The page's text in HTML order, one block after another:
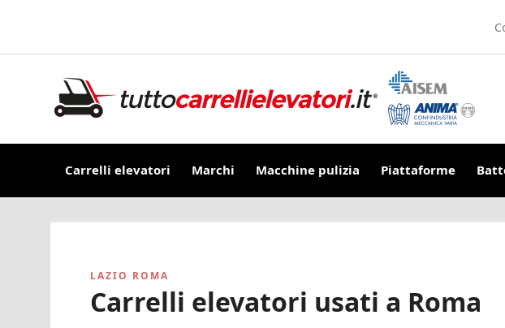
Carrelli elevatori Marchi Macchine pulizia Piattaforme
LAZIO ROMA
Carrelli elevatori usati a Roma